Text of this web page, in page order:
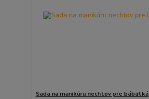
Sada na manikúru nechtov pre bábätká